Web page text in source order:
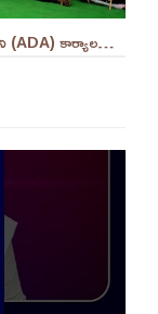
MPEO తమ సమస్యల పరిష్కారం కోరుతూ ఆలూరులోని (ADA) కార్యాలయం ఎదుట దీక్ష ||YES 9TV #kurnool